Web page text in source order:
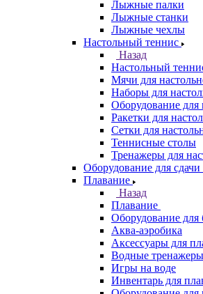
Лыжные палки
Лыжные станки
Лыжные чехлы
Настольный теннис
Назад
Настольный
Мячи для
Наборы для
Оборудование для
Ракетки для
Сетки для
Теннисные столы
Тренажеры для
Оборудование для
Плавание
Назад
Плавание
Оборудование для
Аква-аэробика
Аксессуары для
Водные тренажеры
Игры на воде
Инвентарь для